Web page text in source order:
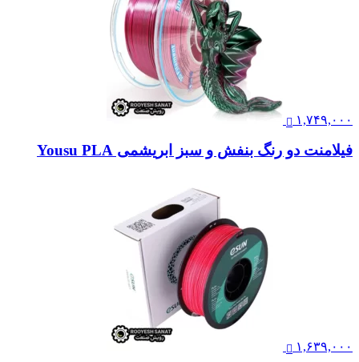
۱,۷۴۹,۰۰۰
فیلامنت دو رنگ بنفش و سبز ابریشمی Yousu PLA
۱,۶۳۹,۰۰۰